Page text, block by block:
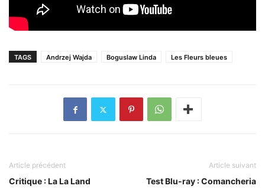
TAGS Andrzej Wajda Boguslaw Linda Les Fleurs bleues
Article précédent
Critique : La La Land
Article suivant
Test Blu-ray : Comancheria